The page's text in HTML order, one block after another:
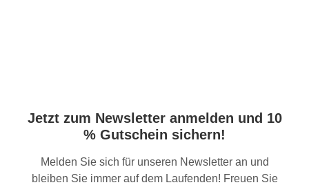
Jetzt zum Newsletter anmelden und 10
% Gutschein sichern!
Melden Sie sich für unseren Newsletter an und
bleiben Sie immer auf dem Laufenden! Freuen Sie